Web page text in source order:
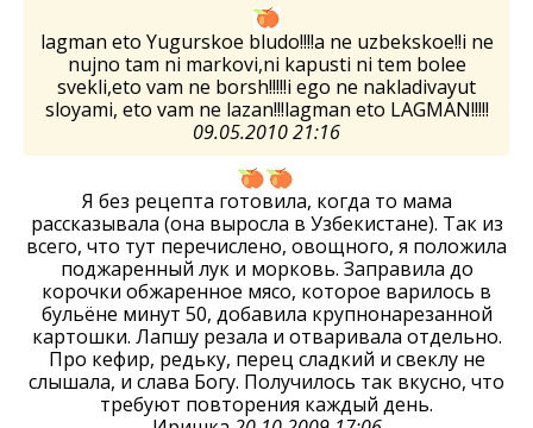
lagman eto Yugurskoe bludo!!!!a ne uzbekskoe!!i ne
nujno tam ni markovi,ni kapusti ni tem bolee
svekli,eto vam ne borsh!!!!!i ego ne nakladivayut
sloyami, eto vam ne lazan!!!lagman eto LAGMAN!!!!!
09.05.2010 21:16
Я без рецепта готовила, когда то мама
рассказывала (она выросла в Узбекистане). Так из
всего, что тут перечислено, овощного, я положила
поджаренный лук и морковь. Заправила до
корочки обжаренное мясо, которое варилось в
бульёне минут 50, добавила крупнонарезанной
картошки. Лапшу резала и отваривала отдельно.
Про кефир, редьку, перец сладкий и свеклу не
слышала, и слава Богу. Получилось так вкусно, что
требуют повторения каждый день.